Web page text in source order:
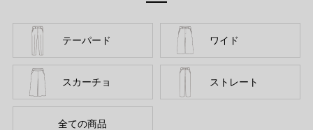
テーパード ワイド
スカーチョ ストレート
全ての商品